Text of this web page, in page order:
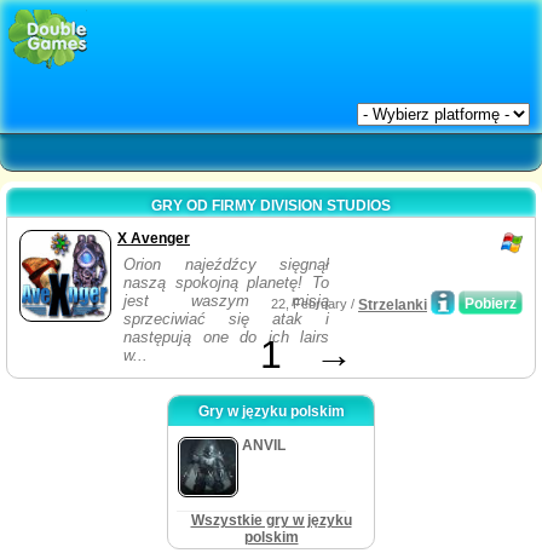
GRY OD FIRMY DIVISION STUDIOS
X Avenger
Orion najeźdźcy sięgnął
naszą spokojną planetę! To
jest waszym misją
sprzeciwiać się atak i
następują one do ich lairs
w...
Pobierz
22, February / Strzelanki
1 →
Gry w języku polskim
ANVIL
Wszystkie gry w języku
polskim